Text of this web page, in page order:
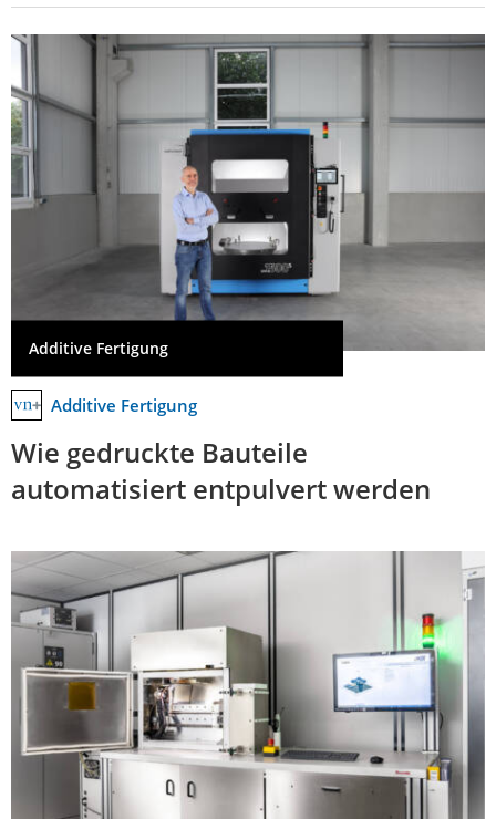
Additive Fertigung
Additive Fertigung
Wie gedruckte Bauteile
automatisiert entpulvert werden